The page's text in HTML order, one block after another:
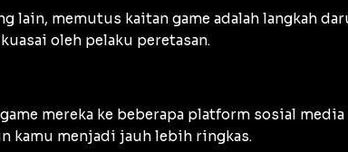
lain, memutus kaitan game adalah langkah
oleh pelaku peretasan.
mereka ke beberapa platform sosial
kamu menjadi jauh lebih ringkas.